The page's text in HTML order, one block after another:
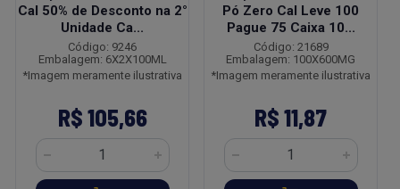
Cal 50% de Desconto na 2°
Unidade Ca...
Código: 9246
Embalagem: 6X2X100ML
*Imagem meramente ilustrativa
R$ 105,66
Pó Zero Cal Leve 100
Pague 75 Caixa 10...
Código: 21689
Embalagem: 100X600MG
*Imagem meramente ilustrativa
R$ 11,87